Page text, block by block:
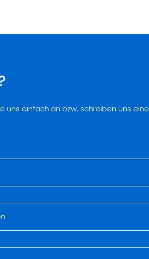
uns einfach an bzw. schreiben uns eine